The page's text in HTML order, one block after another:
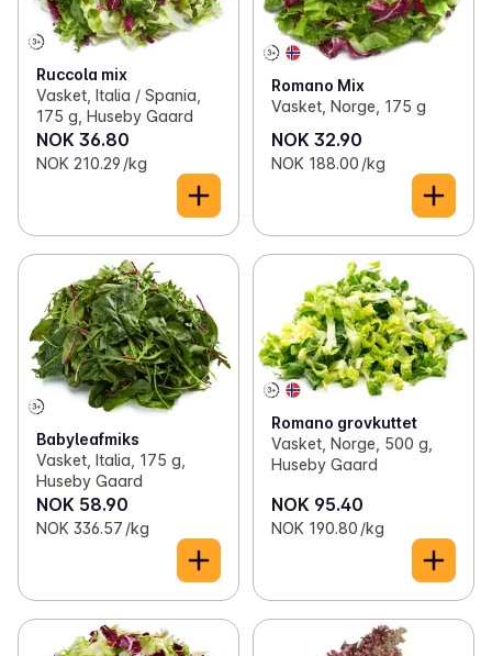
Ruccola mix
Vasket, Italia / Spania,
175 g, Huseby Gaard
NOK 36.80
NOK 210.29 /kg
Romano Mix
Vasket, Norge, 175 g
NOK 32.90
NOK 188.00 /kg
Babyleafmiks
Vasket, Italia, 175 g,
Huseby Gaard
NOK 58.90
NOK 336.57 /kg
Romano grovkuttet
Vasket, Norge, 500 g,
Huseby Gaard
NOK 95.40
NOK 190.80 /kg